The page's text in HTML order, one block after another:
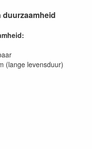
duurzaamheid
levensduur)